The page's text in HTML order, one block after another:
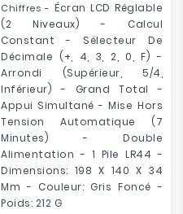
Chiffres -Écran LCD Réglable
(2 Niveaux) - Calcul
Constant - Sélecteur De
Décimale (+, 4, 3, 2, 0, F) -
Arrondi (supérieur, 5/4,
Inférieur) - Grand Total -
Appui Simultané - Mise Hors
Tension Automatique (7
Minutes) - Double
Alimentation - 1 Pile LR44 -
Dimensions: 198 X 140 X 34
Mm - Couleur: Gris Foncé -
Poids: 212 G